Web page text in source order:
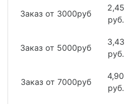
Заказ от 3000руб
2,45
руб.
Заказ от 5000руб
3,43
руб.
Заказ от 7000руб
4,90
руб.